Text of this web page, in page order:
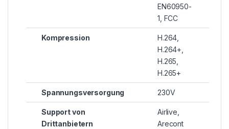
EN60950-
1, FCC
Kompression
H.264,
H.264+,
H.265,
H.265+
Spannungsversorgung 230V
Support von
Drittanbietern
Airlive,
Arecont